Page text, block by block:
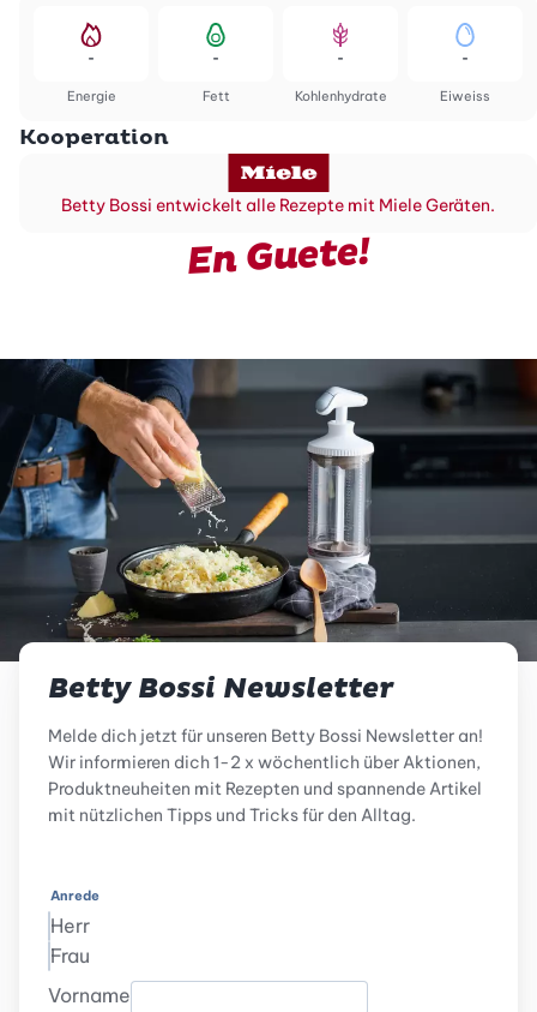
Energie
-
Fett
-
Kohlenhydrate
-
Eiweiss
-
Kooperation
Betty Bossi entwickelt alle Rezepte mit Miele Geräten.
En Guete!
Betty Bossi Newsletter
Melde dich jetzt für unseren Betty Bossi Newsletter an!
Wir informieren dich 1-2 x wöchentlich über Aktionen,
Produktneuheiten mit Rezepten und spannende Artikel
mit nützlichen Tipps und Tricks für den Alltag.
Anrede
Herr
Frau
Vorname